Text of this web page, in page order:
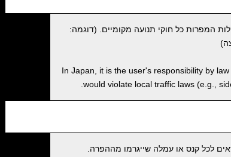
המפרות כל חוקי תנועה מקומיים. (דוגמה:
In Japan, it is the user's responsibility by
would violate local traffic laws (e.g.,
לכל קנס או עמלה שייגרמו מההפרה.